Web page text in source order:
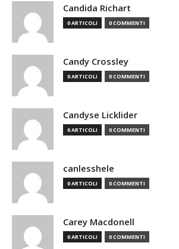
Candida Richart
0 ARTICOLI 0 COMMENTI
Candy Crossley
0 ARTICOLI 0 COMMENTI
Candyse Licklider
0 ARTICOLI 0 COMMENTI
canlesshele
0 ARTICOLI 0 COMMENTI
Carey Macdonell
0 ARTICOLI 0 COMMENTI